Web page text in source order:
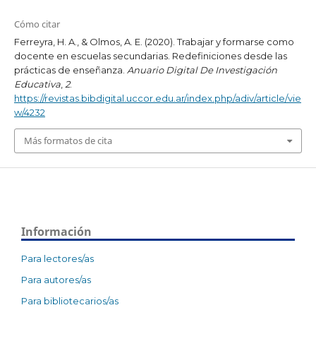
Cómo citar
Ferreyra, H. A., & Olmos, A. E. (2020). Trabajar y formarse como
docente en escuelas secundarias. Redefiniciones desde las
prácticas de enseñanza. Anuario Digital De Investigación
Educativa, 2.
https://revistas.bibdigital.uccor.edu.ar/index.php/adiv/article/vie
w/4232
Más formatos de cita
Información
Para lectores/as
Para autores/as
Para bibliotecarios/as